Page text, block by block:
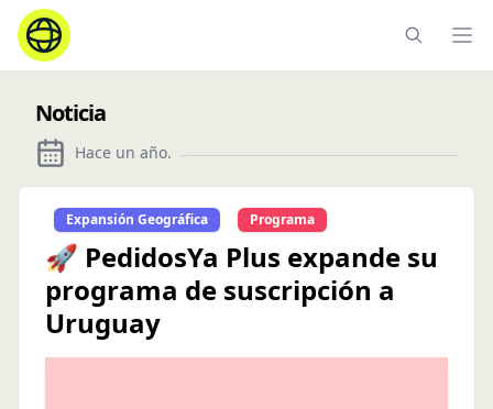
Noticia
Hace un año.
Expansión Geográfica Programa
🚀 PedidosYa Plus expande su
programa de suscripción a
Uruguay